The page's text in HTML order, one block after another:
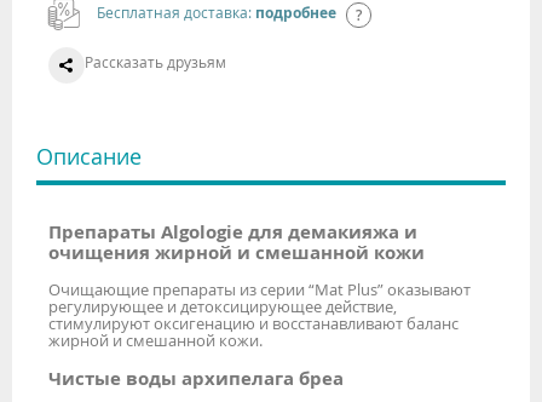
Бесплатная доставка: подробнее
Рассказать друзьям
Описание
Препараты Algologie для демакияжа и
очищения жирной и смешанной кожи
Очищающие препараты из серии “Mat Plus” оказывают
регулирующее и детоксицирующее действие,
стимулируют оксигенацию и восстанавливают баланс
жирной и смешанной кожи.
Чистые воды архипелага бреа